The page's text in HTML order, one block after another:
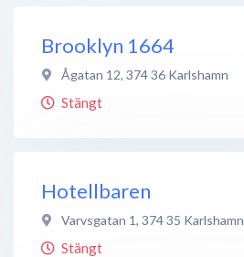
Brooklyn 1664
Ågatan 12, 374 36 Karlshamn
Stängt
Hotellbaren
Varvsgatan 1, 374 35 Karlshamn
Stängt